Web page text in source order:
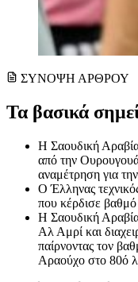
ΣΥΝΟΨΗ ΑΡΘΡΟΥ
Τα βασικά
Η Σαουδική
από την
αναμέτρηση για
Ο Έλληνας
που κέρδισε
Η Σαουδική
Αλ Αμρί και
παίρνοντας τον
Αραούχο στο 80ό